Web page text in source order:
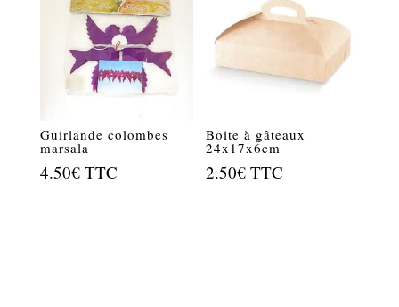
Guirlande colombes
marsala
4.50€ TTC
Boite à gâteaux
24x17x6cm
2.50€ TTC